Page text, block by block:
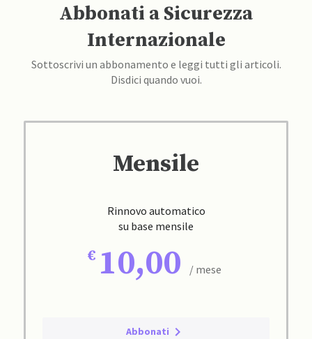
Abbonati a Sicurezza
Internazionale
Sottoscrivi un abbonamento e leggi tutti gli articoli.
Disdici quando vuoi.
Mensile
Rinnovo automatico
su base mensile
10,00 / mese
Abbonati